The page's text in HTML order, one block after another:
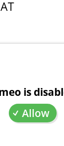
is
Allow